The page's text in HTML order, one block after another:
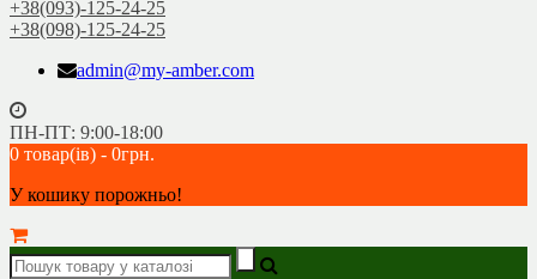
+38(093)-125-24-25
+38(098)-125-24-25
admin@my-amber.com
ПН-ПТ: 9:00-18:00
0 товар(ів) - 0грн.
У кошику порожньо!